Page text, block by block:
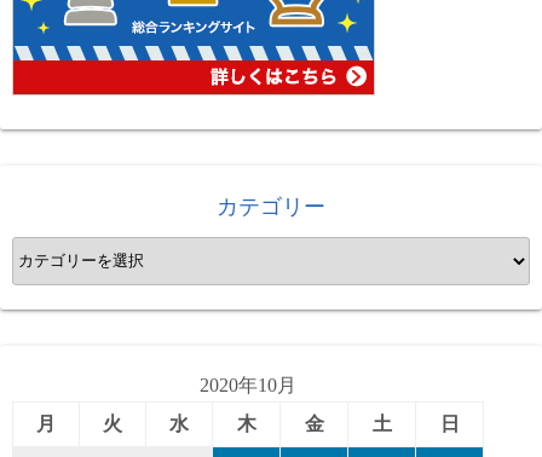
カテゴリー
カ
テ
ゴ
2020年10月
月
火 水 木 金 土 日